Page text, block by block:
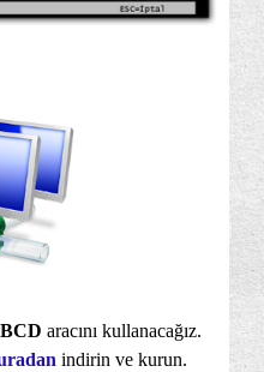
aracını kullanacağız.
indirin ve kurun.